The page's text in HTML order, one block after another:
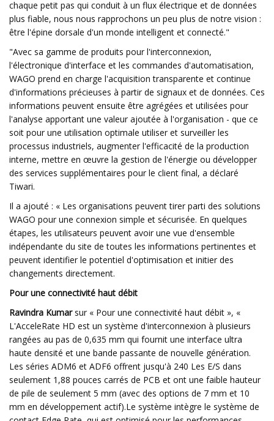
chaque petit pas qui conduit à un flux électrique et de données
plus fiable, nous nous rapprochons un peu plus de notre vision :
être l'épine dorsale d'un monde intelligent et connecté."
"Avec sa gamme de produits pour l'interconnexion,
l'électronique d'interface et les commandes d'automatisation,
WAGO prend en charge l'acquisition transparente et continue
d'informations précieuses à partir de signaux et de données. Ces
informations peuvent ensuite être agrégées et utilisées pour
l'analyse apportant une valeur ajoutée à l'organisation - que ce
soit pour une utilisation optimale utiliser et surveiller les
processus industriels, augmenter l'efficacité de la production
interne, mettre en œuvre la gestion de l'énergie ou développer
des services supplémentaires pour le client final, a déclaré
Tiwari.
Il a ajouté : « Les organisations peuvent tirer parti des solutions
WAGO pour une connexion simple et sécurisée. En quelques
étapes, les utilisateurs peuvent avoir une vue d'ensemble
indépendante du site de toutes les informations pertinentes et
peuvent identifier le potentiel d'optimisation et initier des
changements directement.
Pour une connectivité haut débit
Ravindra Kumarsur « Pour une connectivité haut débit », «
L'AcceleRate HD est un système d'interconnexion à plusieurs
rangées au pas de 0,635 mm qui fournit une interface ultra
haute densité et une bande passante de nouvelle génération.
Les séries ADM6 et ADF6 offrent jusqu'à 240 Les E/S dans
seulement 1,88 pouces carrés de PCB et ont une faible hauteur
de pile de seulement 5 mm (avec des options de 7 mm et 10
mm en développement actif).Le système intègre le système de